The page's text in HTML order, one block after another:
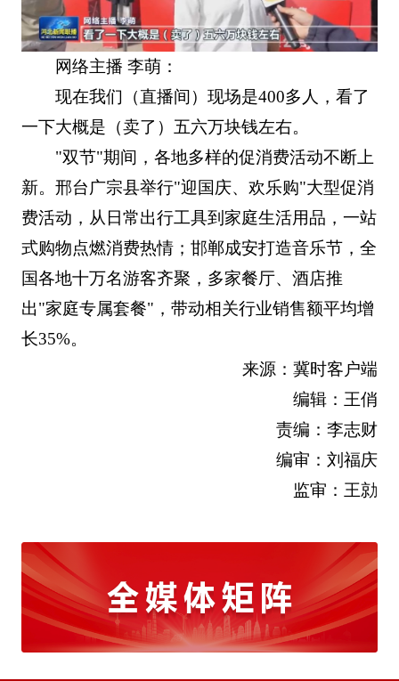
网络主播 李萌：
现在我们（直播间）现场是400多人，看了
一下大概是（卖了）五六万块钱左右。
"双节"期间，各地多样的促消费活动不断上
新。邢台广宗县举行"迎国庆、欢乐购"大型促消
费活动，从日常出行工具到家庭生活用品，一站
式购物点燃消费热情；邯郸成安打造音乐节，全
国各地十万名游客齐聚，多家餐厅、酒店推
出"家庭专属套餐"，带动相关行业销售额平均增
长35%。
来源：冀时客户端
编辑：王俏
责编：李志财
编审：刘福庆
监审：王勍